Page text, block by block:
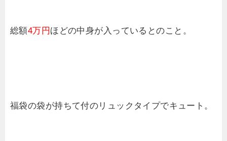
総額4万円 ほどの中身が入っているとのこと。
福袋の袋が持ちて付のリュックタイプでキュート。